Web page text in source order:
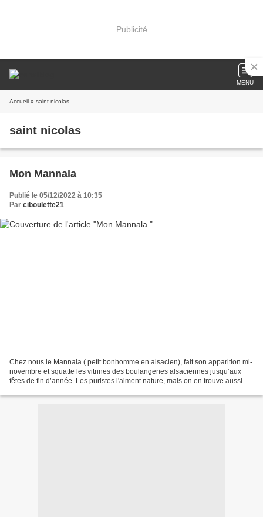
Publicité
MENU
Accueil » saint nicolas
saint nicolas
Mon Mannala
Publié le 05/12/2022 à 10:35
Par ciboulette21
Chez nous le Mannala ( petit bonhomme en alsacien), fait son apparition mi-
novembre et squatte les vitrines des boulangeries alsaciennes jusqu’aux
fêtes de fin d’année. Les puristes l'aiment nature, mais on en trouve aussi